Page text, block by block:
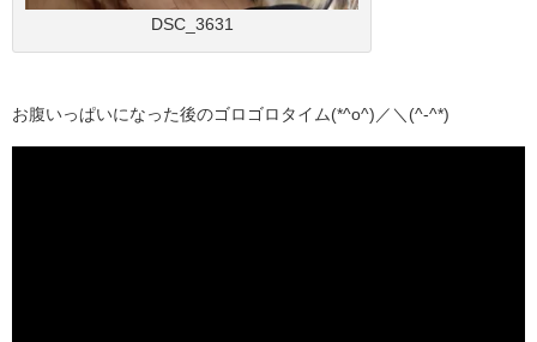
DSC_3631
お腹いっぱいになった後のゴロゴロタイム(*^o^)／＼(^-^*)